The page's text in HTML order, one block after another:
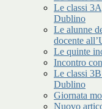
Le classi
Dublino
Le alunne
docente
Le quinte
Incontro
Le classi
Dublino
Giornata
Nuovo